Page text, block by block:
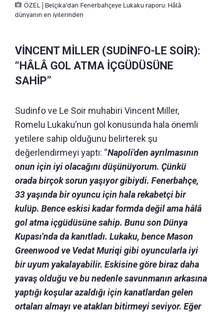
ÖZEL | Belçika’dan Fenerbahçeye Lukaku raporu: Hâlâ
dünyanın en iyilerinden
VİNCENT MİLLER (SUDİNFO-LE SOİR):
“HÂLÂ GOL ATMA İÇGÜDÜSÜNE
SAHİP”
Sudinfo ve Le Soir muhabiri Vincent Miller,
Romelu Lukaku’nun gol konusunda hala önemli
yetilere sahip olduğunu belirterek şu
değerlendirmeyi yaptı: “Napoli'den ayrılmasının
onun için iyi olacağını düşünüyorum. Çünkü
orada birçok sorun yaşıyor gibiydi. Fenerbahçe,
33 yaşında bir oyuncu için hala rekabetçi bir
kulüp. Bence eskisi kadar formda değil ama hâlâ
gol atma içgüdüsüne sahip. Bunu son Dünya
Kupası'nda da kanıtladı. Lukaku, bence Mason
Greenwood ve Vedat Muriqi gibi oyuncularla iyi
bir uyum yakalayabilir. Eskisine göre biraz daha
yavaş olduğu ve bu nedenle savunmanın arkasına
yaptığı koşular azaldığı için kanatlardan gelen
ortaları almayı ve atakları bitirmeyi seviyor. Eğer